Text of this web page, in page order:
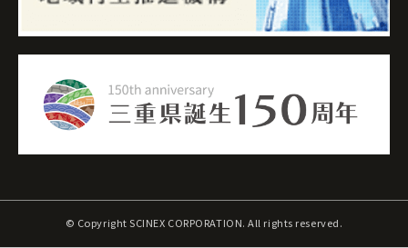
© Copyright SCINEX CORPORATION. All rights reserved.